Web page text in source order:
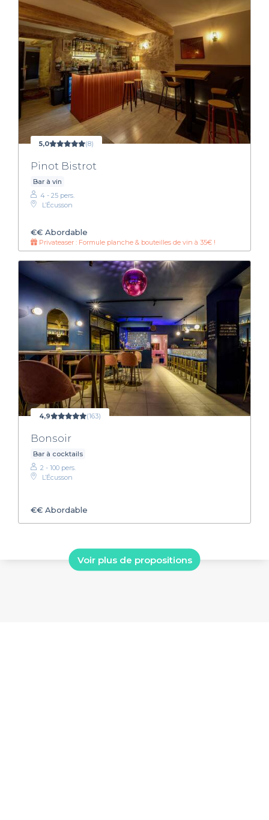
5,0 (8)
Pinot Bistrot
Bar à vin
4 - 25 pers.
L’Écusson
€€ Abordable
Privateaser : Formule planche & bouteilles de vin à 35€ !
4,9 (163)
Bonsoir
Bar à cocktails
2 - 100 pers.
L’Écusson
€€ Abordable
Voir plus de propositions